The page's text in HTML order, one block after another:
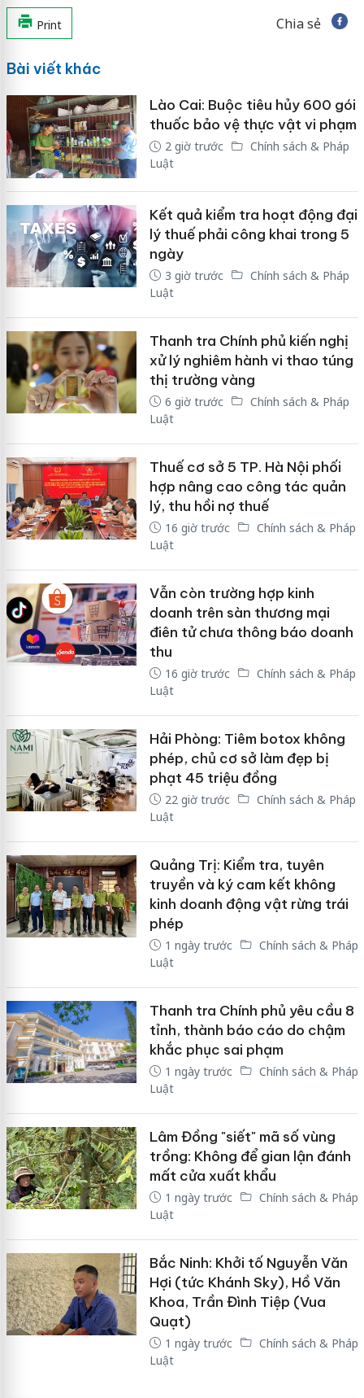
Print Chia sẻ
Bài viết khác
Lào Cai: Buộc tiêu hủy 600 gói
thuốc bảo vệ thực vật vi phạm
2 giờ trước
Chính sách & Pháp
Luật
Kết quả kiểm tra hoạt động đại
lý thuế phải công khai trong 5
ngày
3 giờ trước
Chính sách & Pháp
Luật
Thanh tra Chính phủ kiến nghị
xử lý nghiêm hành vi thao túng
thị trường vàng
6 giờ trước
Chính sách & Pháp
Luật
Thuế cơ sở 5 TP. Hà Nội phối
hợp nâng cao công tác quản
lý, thu hồi nợ thuế
16 giờ trước
Chính sách & Pháp
Luật
Vẫn còn trường hợp kinh
doanh trên sàn thương mại
điên tử chưa thông báo doanh
thu
16 giờ trước
Chính sách & Pháp
Luật
Hải Phòng: Tiêm botox không
phép, chủ cơ sở làm đẹp bị
phạt 45 triệu đồng
22 giờ trước
Chính sách & Pháp
Luật
Quảng Trị: Kiểm tra, tuyên
truyền và ký cam kết không
kinh doanh động vật rừng trái
phép
1 ngày trước
Chính sách & Pháp
Luật
Thanh tra Chính phủ yêu cầu 8
tỉnh, thành báo cáo do chậm
khắc phục sai phạm
1 ngày trước
Chính sách & Pháp
Luật
Lâm Đồng "siết" mã số vùng
trồng: Không để gian lận đánh
mất cửa xuất khẩu
1 ngày trước
Chính sách & Pháp
Luật
Bắc Ninh: Khởi tố Nguyễn Văn
Hợi (tức Khánh Sky), Hồ Văn
Khoa, Trần Đình Tiệp (Vua
Quạt)
1 ngày trước
Chính sách & Pháp
Luật